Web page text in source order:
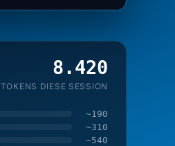
8.420
TOKENS DIESE SESSION
~190
~310
~540